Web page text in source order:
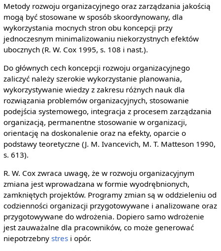
Metody rozwoju organizacyjnego oraz zarządzania jakością
mogą być stosowane w sposób skoordynowany, dla
wykorzystania mocnych stron obu koncepcji przy
jednoczesnym minimalizowaniu niekorzystnych efektów
ubocznych (R. W. Cox 1995, s. 108 i nast.).
Do głównych cech koncepcji rozwoju organizacyjnego
zaliczyć należy szerokie wykorzystanie planowania,
wykorzystywanie wiedzy z zakresu różnych nauk dla
rozwiązania problemów organizacyjnych, stosowanie
podejścia systemowego, integracja z procesem zarządzania
organizacją, permanentne stosowanie w organizacji,
orientację na doskonalenie oraz na efekty, oparcie o
podstawy teoretyczne (J. M. Ivancevich, M. T. Matteson 1990,
s. 613).
R. W. Cox zwraca uwagę, że w rozwoju organizacyjnym
zmiana jest wprowadzana w formie wyodrębnionych,
zamkniętych projektów. Programy zmian są w oddzieleniu od
codzienności organizacji przygotowywane i analizowane oraz
przygotowywane do wdrożenia. Dopiero samo wdrożenie
jest zauważalne dla pracowników, co może generować
niepotrzebny stresi opór.